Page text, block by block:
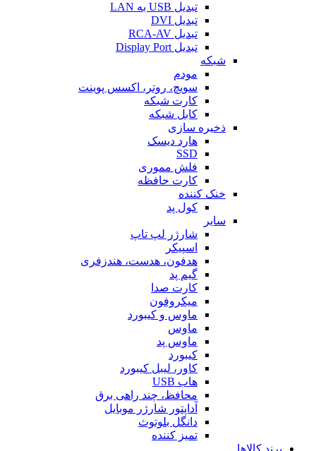
تبدیل USB به LAN
تبدیل DVI
تبدیل RCA-AV
تبدیل Display Port
شبکه
مودم
سویچ، روتر، اکسس پوینت
کارت شبکه
کابل شبکه
ذخیره سازی
هارد دیسک
SSD
فلش مموری
کارت حافظه
خنک کننده
کول پد
سایر
شارژر لپ تاپ
اسپیکر
هدفون، هدست، هندزفری
گیم پد
کارت صدا
میکروفون
ماوس و کیبورد
ماوس
ماوس پد
کیبورد
کاور، لیبل کیبورد
هاب USB
محافظ، چند راهی برق
آداپتور شارژر موبایل
دانگل بلوتوث
تمیز کننده
برند کالاها